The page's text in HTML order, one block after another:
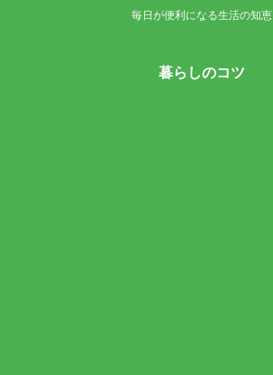
毎日が便利になる生活の知恵
暮らしのコツ